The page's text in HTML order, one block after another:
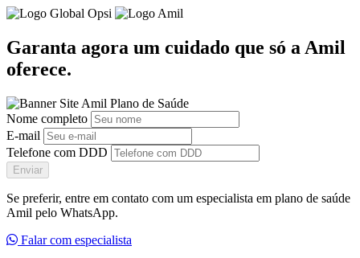
Garanta agora um cuidado que só a Amil
oferece.
Nome completo
E-mail
Telefone com DDD
Enviar
Se preferir, entre em contato com um especialista em plano de saúde
Amil pelo WhatsApp.
Falar com especialista